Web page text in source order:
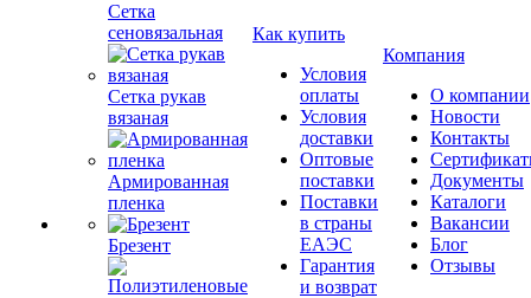
Сетка
сеновязальная
Сетка рукав
вязаная
Армированная
пленка
Брезент
Как купить
Условия
оплаты
Условия
доставки
Оптовые
поставки
Поставки
в страны
ЕАЭС
Гарантия
и возврат
Компания
О компании
Новости
Контакты
Документы
Каталоги
Вакансии
Блог
Отзывы